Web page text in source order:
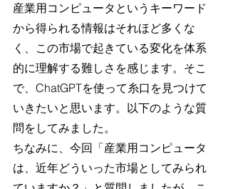
産業用コンピュータというキーワード
から得られる情報はそれほど多くな
く、この市場で起きている変化を体系
的に理解する難しさを感じます。そこ
で、ChatGPTを使って糸口を見つけて
いきたいと思います。以下のような質
問をしてみました。
ちなみに、今回「産業用コンピュータ
は、近年どういった市場としてみられ